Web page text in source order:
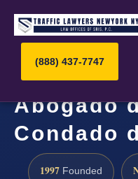
(888) 437-7747
Abogado
Condado
1997 Founded